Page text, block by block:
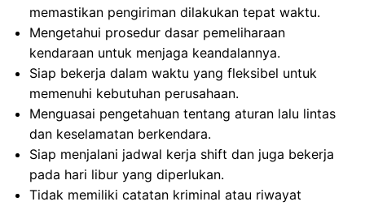
memastikan pengiriman dilakukan tepat waktu.
Mengetahui prosedur dasar pemeliharaan
kendaraan untuk menjaga keandalannya.
Siap bekerja dalam waktu yang fleksibel untuk
memenuhi kebutuhan perusahaan.
Menguasai pengetahuan tentang aturan lalu lintas
dan keselamatan berkendara.
Siap menjalani jadwal kerja shift dan juga bekerja
pada hari libur yang diperlukan.
Tidak memiliki catatan kriminal atau riwayat